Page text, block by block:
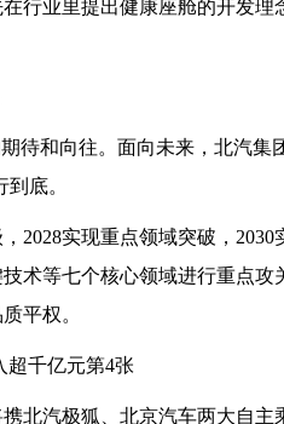
行业里提出健康座舱的开发
待和向往。面向未来，北汽集
底。
2028实现重点领域突破，
术等七个核心领域进行重点
平权。
北汽极狐、北京汽车两大自